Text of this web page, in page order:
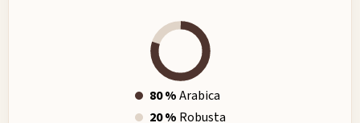
80 %Arabica
20 % Robusta